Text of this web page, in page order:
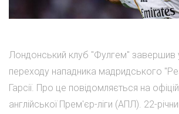
Лондонський клуб "Фулгем" завершив
переходу нападника мадридського
Гарсії. Про це повідомляється на
англійської Прем'єр-ліги (АПЛ). 22-